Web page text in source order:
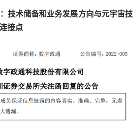
技术储备和业务发展方向与元宇宙技
接点